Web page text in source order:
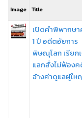
Image Title
เปิดคำพิพากษ
1 ปี อดีตอัยการ
พิษณุโลก เรียก
แลกสั่งไม่ฟ้อง
อ้างค่าดูแลผู้ใ